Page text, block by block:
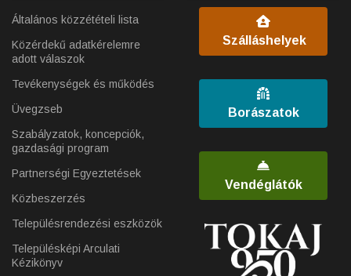
Általános közzétételi lista
Közérdekű adatkérelemre
adott válaszok
Tevékenységek és működés
Üvegzseb
Szabályzatok, koncepciók,
gazdasági program
Partnerségi Egyeztetések
Közbeszerzés
Településrendezési eszközök
Településképi Arculati
Kézikönyv
Szálláshelyek
Borászatok
Vendéglátók